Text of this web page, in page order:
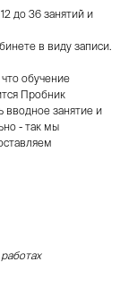
до 36 занятий и
в виду записи.
обучение
Пробник
вводное занятие и
- так мы